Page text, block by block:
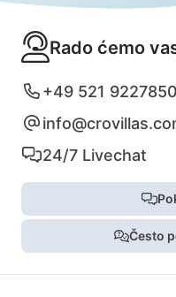
Rado ćemo
+49 521
24/7 Livechat
Često